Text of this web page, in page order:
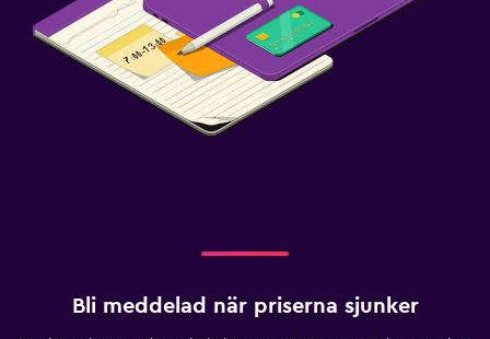
Bli meddelad när priserna sjunker